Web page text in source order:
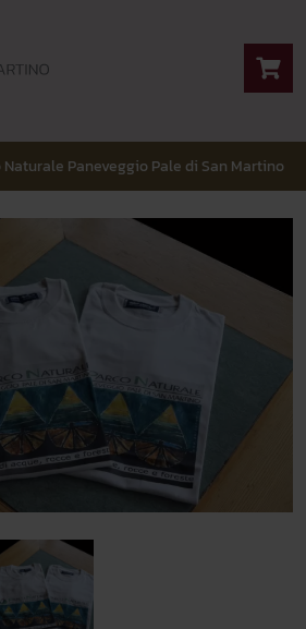
Paneveggio Pale di San Martino